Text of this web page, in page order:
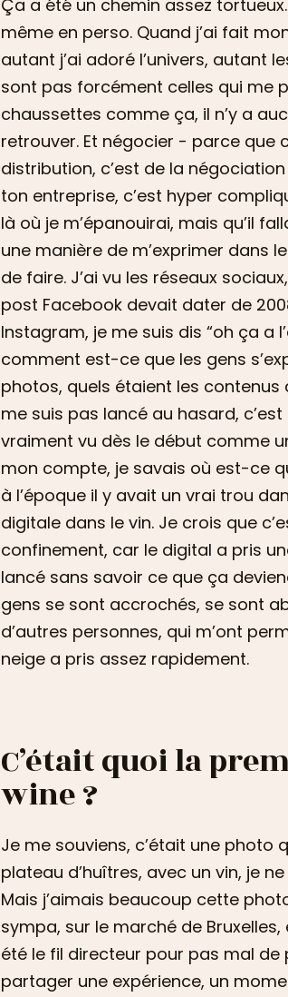
Ça a été un chemin assez
même en perso. Quand j’ai fait
autant j’ai adoré l’univers, autant
sont pas forcément celles qui me
chaussettes comme ça, il n’y a
retrouver. Et négocier - parce que
distribution, c’est de la
ton entreprise, c’est hyper
là où je m’épanouirai, mais qu’il
une manière de m’exprimer dans
de faire. J’ai vu les réseaux
post Facebook devait dater de
Instagram, je me suis dis “oh ça a
comment est-ce que les gens
photos, quels étaient les
me suis pas lancé au hasard,
vraiment vu dès le début comme
mon compte, je savais où est-ce
à l’époque il y avait un vrai trou
digitale dans le vin. Je crois que
confinement, car le digital a pris
lancé sans savoir ce que ça
gens se sont accrochés, se sont
d’autres personnes, qui m’ont
neige a pris assez rapidement.
C’était quoi la
wine ?
Je me souviens, c’était une photo
plateau d’huîtres, avec un vin, je
Mais j’aimais beaucoup cette
sympa, sur le marché de
été le fil directeur pour pas mal de
partager une expérience, un